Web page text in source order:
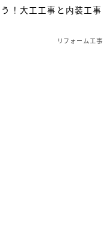
！大工工事と内装工事
リフォーム工事